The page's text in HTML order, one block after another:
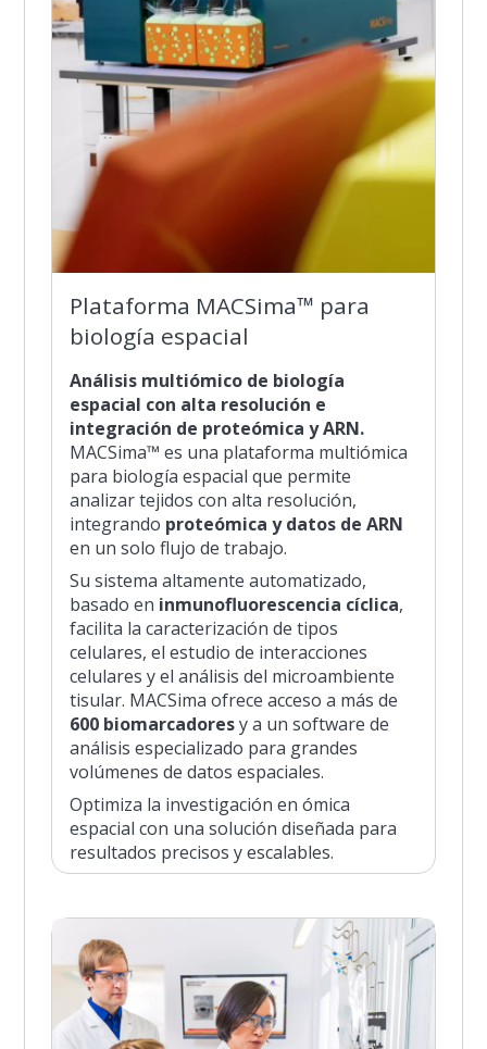
Plataforma MACSima™ para
biología espacial
Análisis multiómico de biología
espacial con alta resolución e
integración de proteómica y ARN.
MACSima™ es una plataforma multiómica
para biología espacial que permite
analizar tejidos con alta resolución,
integrando proteómica y datos de ARN
en un solo flujo de trabajo.
Su sistema altamente automatizado,
basado en inmunofluorescencia cíclica,
facilita la caracterización de tipos
celulares, el estudio de interacciones
celulares y el análisis del microambiente
tisular. MACSima ofrece acceso a más de
600 biomarcadoresy a un software de
análisis especializado para grandes
volúmenes de datos espaciales.
Optimiza la investigación en ómica
espacial con una solución diseñada para
resultados precisos y escalables.